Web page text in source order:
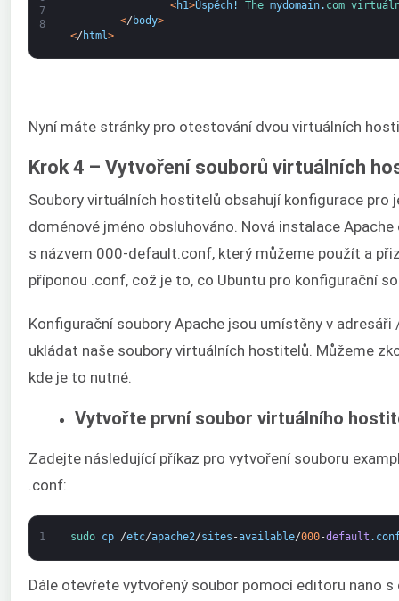
7
8
<h1>Úspěch! The mydomain. com
</ body>
</ html>
Nyní máte stránky pro otestování dvou virtuálních
Krok 4 – Vytvoření souborů virtuálních
Soubory virtuálních hostitelů obsahují konfigurace pro
doménové jméno obsluhováno. Nová instalace
s názvem 000-default.conf, který můžeme použít a
příponou .conf, což je to, co Ubuntu pro konfigurační
Konfigurační soubory Apache jsou umístěny v
ukládat naše soubory virtuálních hostitelů. Můžeme
kde je to nutné.
Vytvořte první soubor virtuálního
Zadejte následující příkaz pro vytvoření souboru
.conf:
1 sudo cp /etc/apache2/sites -available/000-default .
Dále otevřete vytvořený soubor pomocí editoru nano